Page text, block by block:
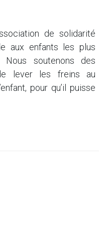
de solidarité
aux enfants les plus
soutenons des
lever les freins au
pour qu’il puisse